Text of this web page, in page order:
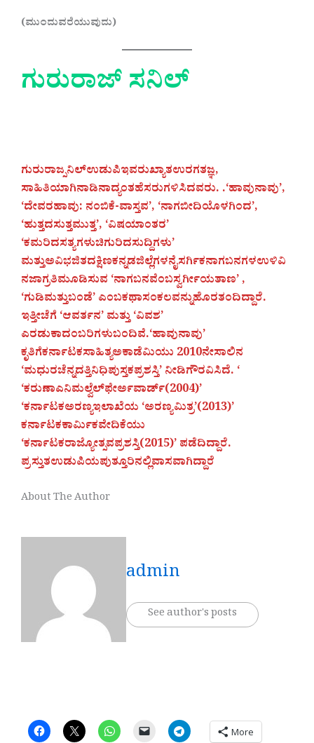
(ಮುಂದುವರೆಯುವುದು)
ಗುರುರಾಜ್ ಸನಿಲ್
ಗುರುರಾಜ್ಸನಿಲ್ಉಡುಪಿಇವರುಖ್ಯಾತಉರಗತಜ್ಞ,
ಸಾಹಿತಿಯಾಗಿನಾಡಿನಾದ್ಯಂತಹೆಸರುಗಳಿಸಿದವರು. .‘ಹಾವುನಾವು’,
‘ದೇವರಹಾವು: ನಂಬಿಕೆ-ವಾಸ್ತವ’, ‘ನಾಗಬೀದಿಯೊಳಗಿಂದ’,
‘ಹುತ್ತದಸುತ್ತಮುತ್ತ’, ‘ವಿಷಯಾಂತರ’
‘ಕಮರಿದಸತ್ಯಗಳುಚಿಗುರಿದಸುದ್ದಿಗಳು’
ಮತ್ತುಅವಿಭಜಿತದಕ್ಷಿಣಕನ್ನಡಜಿಲ್ಲೆಗಳನೈಸರ್ಗಿಕನಾಗಬನಗಳಉಳಿವಿ
ನಜಾಗ್ರತಿಮೂಡಿಸುವ ‘ನಾಗಬನವೆಂಬಸ್ವರ್ಗೀಯತಾಣ’ ,
‘ಗುಡಿಮತ್ತುಬಂಡೆ’ ಎಂಬಕಥಾಸಂಕಲವನ್ನುಹೊರತಂದಿದ್ದಾರೆ.
ಇತ್ತೀಚೆಗೆ ‘ಆವರ್ತನ’ ಮತ್ತು ‘ವಿವಶ’
ಎರಡುಕಾದಂಬರಿಗಳುಬಂದಿವೆ.‘ಹಾವುನಾವು’
ಕೃತಿಗೆಕರ್ನಾಟಕಸಾಹಿತ್ಯಅಕಾಡೆಮಿಯು 2010ನೇಸಾಲಿನ
‘ಮಧುರಚೆನ್ನದತ್ತಿನಿಧಿಪುಸ್ತಕಪ್ರಶಸ್ತಿ’ ನೀಡಿಗೌರವಿಸಿದೆ. ‘
‘ಕರುಣಾಎನಿಮಲ್ವೆಲ್‍ಫೇರ್ಅವಾರ್ಡ್(2004)’
‘ಕರ್ನಾಟಕಅರಣ್ಯಇಲಾಖೆಯ ‘ಅರಣ್ಯಮಿತ್ರ’(2013)’
ಕರ್ನಾಟಕಕಾರ್ಮಿಕವೇದಿಕೆಯು
‘ಕರ್ನಾಟಕರಾಜ್ಯೋತ್ಸವಪ್ರಶಸ್ತಿ(2015)’ ಪಡೆದಿದ್ದಾರೆ.
ಪ್ರಸ್ತುತಉಡುಪಿಯಪುತ್ತೂರಿನಲ್ಲಿವಾಸವಾಗಿದ್ದಾರೆ
About The Author
admin
See author's posts
More